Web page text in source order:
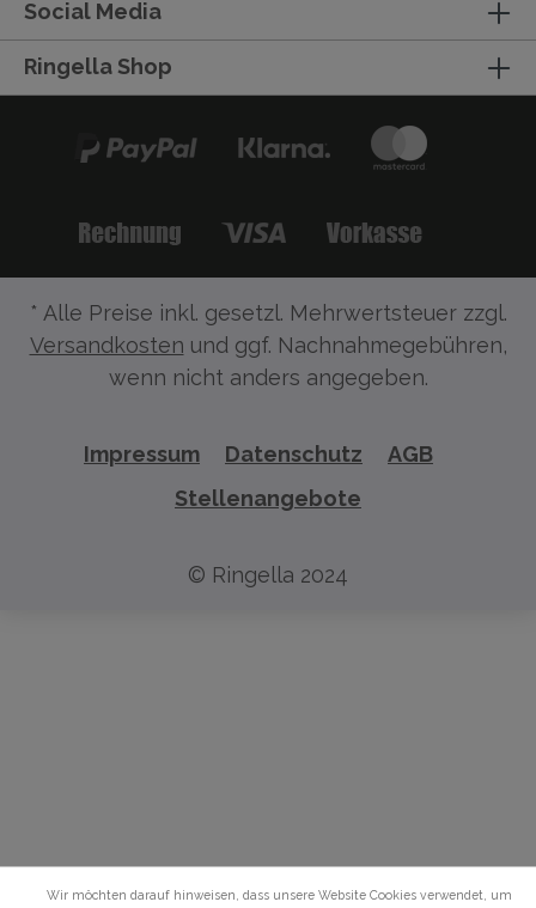
Social Media
Ringella Shop
* Alle Preise inkl. gesetzl. Mehrwertsteuer zzgl.
Versandkosten und ggf. Nachnahmegebühren,
wenn nicht anders angegeben.
Impressum Datenschutz
AGB
Stellenangebote
© Ringella 2024
Wir möchten darauf hinweisen, dass unsere Website Cookies verwendet, um